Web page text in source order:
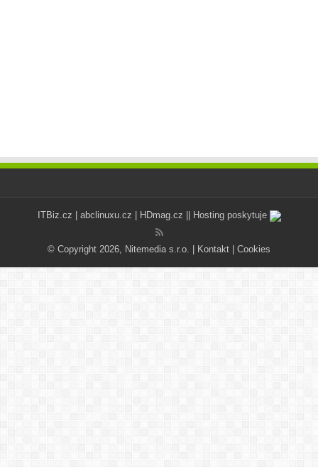
ITBiz.cz abclinuxu.cz HDmag.cz || Hosting poskytuje
© Copyright 2026, Nitemedia s.r.o. | Kontakt Cookies